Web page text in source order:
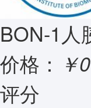
BON-1人
价格： ￥0
评分